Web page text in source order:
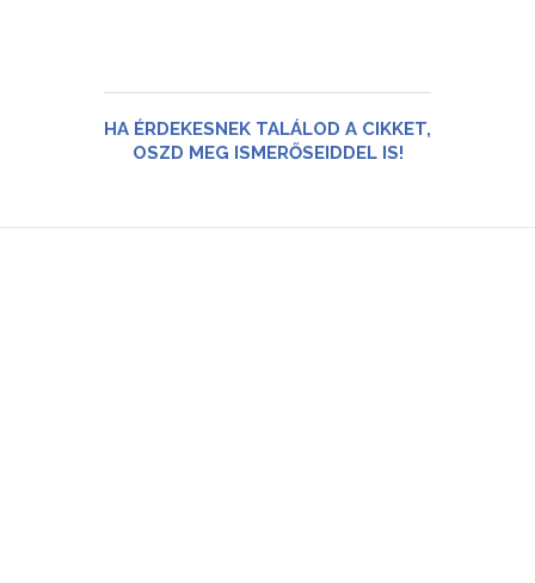
HA ÉRDEKESNEK TALÁLOD A CIKKET,
OSZD MEG ISMERŐSEIDDEL IS!